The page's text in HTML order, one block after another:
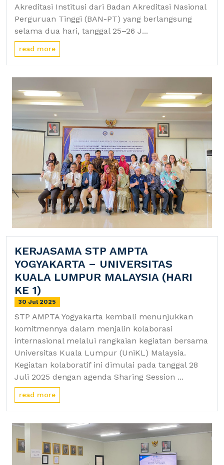
Akreditasi Institusi dari Badan Akreditasi Nasional
Perguruan Tinggi (BAN-PT) yang berlangsung
selama dua hari, tanggal 25–26 J...
read more
KERJASAMA STP AMPTA
YOGYAKARTA – UNIVERSITAS
KUALA LUMPUR MALAYSIA (HARI
KE 1)
30 Jul 2025
STP AMPTA Yogyakarta kembali menunjukkan
komitmennya dalam menjalin kolaborasi
internasional melalui rangkaian kegiatan bersama
Universitas Kuala Lumpur (UniKL) Malaysia.
Kegiatan kolaboratif ini dimulai pada tanggal 28
Juli 2025 dengan agenda Sharing Session ...
read more